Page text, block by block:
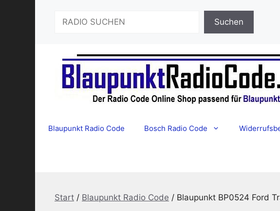
Suchen
Blaupunkt Radio Code Bosch Radio Code
Start / Blaupunkt Radio Code / Blaupunkt BP0524 Ford